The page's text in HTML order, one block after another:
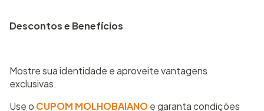
Descontos e Benefícios
Mostre sua identidade e aproveite vantagens
exclusivas.
Use o CUPOM MOLHOBAIANOe garanta condições